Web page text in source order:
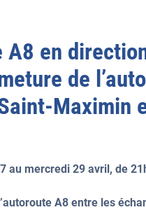
A8 en
de
Maximin
au mercredi 29 avril, de
A8 entre les